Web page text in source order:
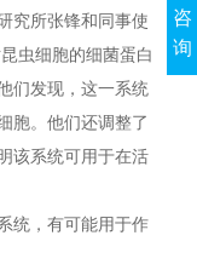
究所张锋和同事使
虫细胞的细菌蛋白
们发现，这一系统
胞。他们还调整了
该系统可用于在活
统，有可能用于作
咨
询